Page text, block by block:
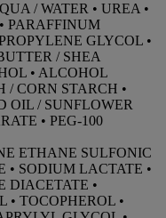
/ WATER • UREA •
PARAFFINUM
GLYCOL •
/ SHEA
• ALCOHOL
/ CORN STARCH •
OIL / SUNFLOWER
• PEG-100
ETHANE SULFONIC
• SODIUM LACTATE •
DIACETATE •
TOCOPHEROL •